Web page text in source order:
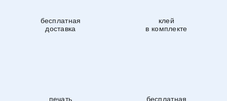
бесплатная
доставка
клей
в комплекте
печать бесплатная